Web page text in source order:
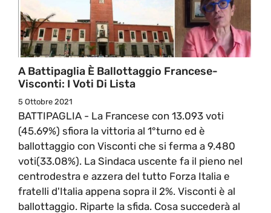
A Battipaglia È Ballottaggio Francese-
Visconti: I Voti Di Lista
5 Ottobre 2021
BATTIPAGLIA - La Francese con 13.093 voti
(45.69%) sfiora la vittoria al 1°turno ed è
ballottaggio con Visconti che si ferma a 9.480
voti(33.08%). La Sindaca uscente fa il pieno nel
centrodestra e azzera del tutto Forza Italia e
fratelli d'Italia appena sopra il 2%. Visconti è al
ballottaggio. Riparte la sfida. Cosa succederà al